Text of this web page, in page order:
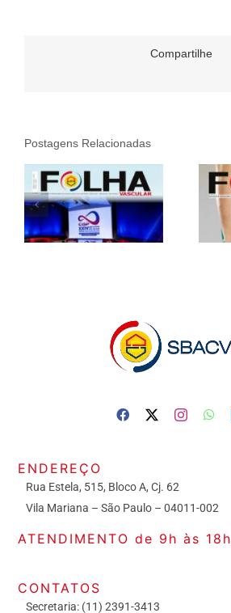
Compartilhe
Postagens Relacionadas
ENDEREÇO
Rua Estela, 515, Bloco A, Cj. 62
Vila Mariana – São Paulo – 04011-002
ATENDIMENTO de 9h às 18h
CONTATOS
Secretaria: (11) 2391-3413